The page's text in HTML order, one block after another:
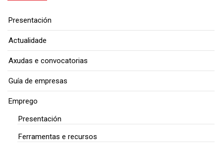
Presentación
Actualidade
Axudas e convocatorias
Guía de empresas
Emprego
Presentación
Ferramentas e recursos